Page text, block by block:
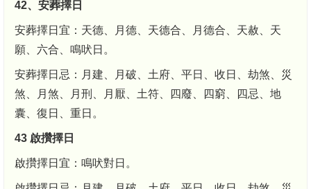
42、安葬擇日
安葬擇日宜：天德、月德、天德合、月德合、天赦、天
願、六合、鳴吠日。
安葬擇日忌：月建、月破、土府、平日、收日、劫煞、災
煞、月煞、月刑、月厭、土符、四廢、四窮、四忌、地
囊、復日、重日。
43 啟攢擇日
啟攢擇日宜：鳴吠對日。